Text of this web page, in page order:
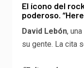
El ícono del
poderoso.
David Lebón,
su gente. La cita